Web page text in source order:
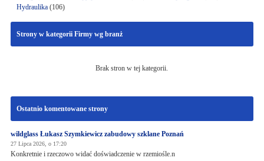
Hydraulika(106)
Strony w kategorii Firmy wg branż
Brak stron w tej kategorii.
Ostatnio komentowane strony
wildglass Łukasz Szymkiewicz zabudowy szklane Poznań
27 Lipca 2026, o 17:20
Konkretnie i rzeczowo widać doświadczenie w rzemiośle.n